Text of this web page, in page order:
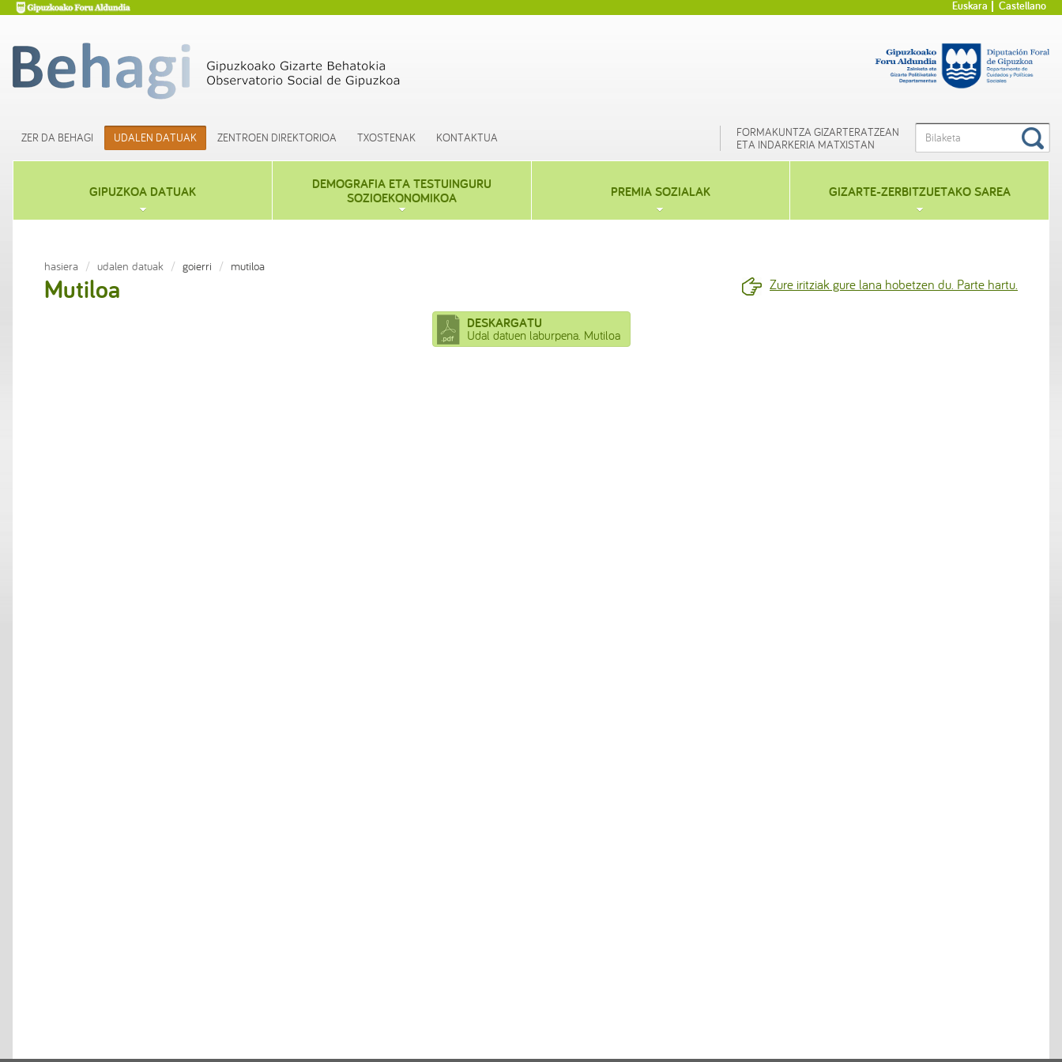
Euskara Castellano
ZER DA BEHAGI UDALEN DATUAK ZENTROEN DIREKTORIOA TXOSTENAK KONTAKTUA
FORMAKUNTZA GIZARTERATZEAN
ETA INDARKERIA MATXISTAN
GIPUZKOA DATUAK
DEMOGRAFIA ETA TESTUINGURU
SOZIOEKONOMIKOA
PREMIA SOZIALAK GIZARTE-ZERBITZUETAKO SAREA
hasiera udalen datuak goierri mutiloa
Mutiloa Zure iritziak gure lana hobetzen du. Parte hartu.
DESKARGATU
Udal datuen laburpena. Mutiloa